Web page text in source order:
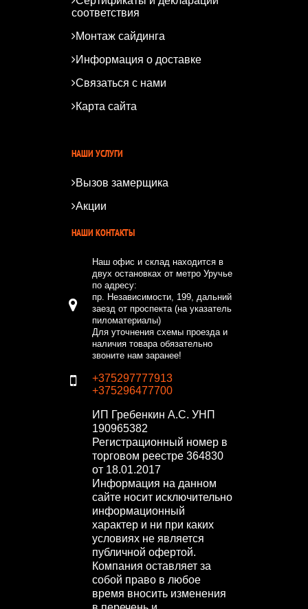
соответствия
Монтаж сайдинга
Информация о доставке
Связаться с нами
Карта сайта
НАШИ УСЛУГИ
Вызов замерщика
Акции
НАШИ КОНТАКТЫ
Наш офис и склад находится в
двух остановках от метро Уручье
по адресу:
пр. Независимости, 199, дальний
заезд от проспекта (на указатель
пиломатериалы)
Для уточнения схемы проезда и
наличия товара обязательно
звоните нам заранее!
+375297777913
+375296477700
ИП Гребенкин А.С. УНП
190965382
Регистрационный номер в
торговом реестре 364830
от 18.01.2017
Информация на данном
сайте носит исключительно
информационный
характер и ни при каких
условиях не является
публичной офертой.
Компания оставляет за
собой право в любое
время вносить изменения